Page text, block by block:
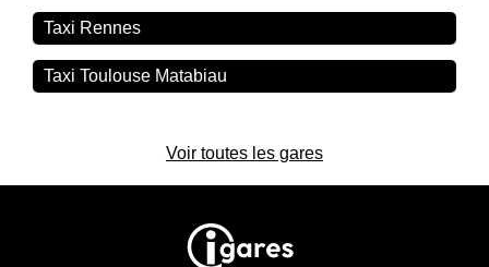
Taxi Rennes
Taxi Toulouse Matabiau
Voir toutes les gares